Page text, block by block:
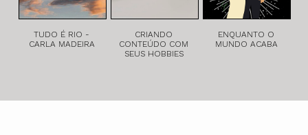
TUDO É RIO -
CARLA MADEIRA
CRIANDO
CONTEÚDO COM
SEUS HOBBIES
ENQUANTO O
MUNDO ACABA